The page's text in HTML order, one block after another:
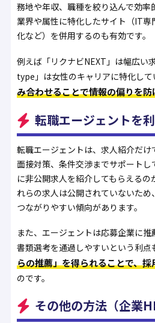
務地や年収、職種を絞り込んで効率
業界や属性に特化したサイト（IT専
化など）を併用するのも有効です。
例えば「リクナビNEXT」は幅広い
type」は女性のキャリアに特化して
み合わせることで情報の偏りを防
転職エージェントを
転職エージェントは、求人紹介だ
面接対策、条件交渉までサポート
に非公開求人を紹介してもらえるの
れらの求人は公開されていないた
つながりやすい傾向があります。
また、エージェントは応募企業に推
書類選考を通過しやすいという利点
らの推薦」を得られることで、
のです。
その他の方法（企業